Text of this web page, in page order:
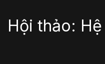
Hội thảo: